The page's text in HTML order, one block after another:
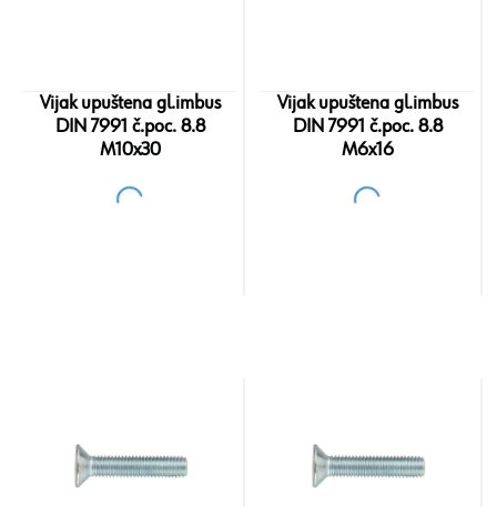
Vijak upuštena gl.imbus
DIN 7991 č.poc. 8.8
M10x30
Vijak upuštena gl.imbus
DIN 7991 č.poc. 8.8
M6x16